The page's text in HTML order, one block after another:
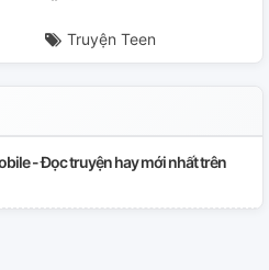
Truyện Teen
- Đọc truyện hay mới nhất trên